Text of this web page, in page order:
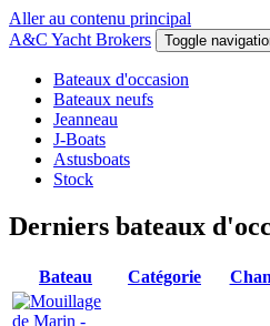
Aller au contenu principal
A&C Yacht Brokers
Toggle
Bateaux d'occasion
Bateaux neufs
Jeanneau
J-Boats
Astusboats
Stock
Derniers bateaux
Bateau Catégorie